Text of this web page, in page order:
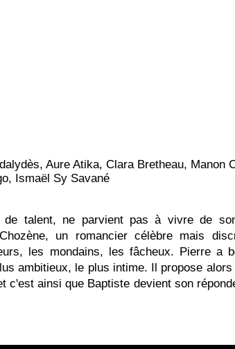
Aure Atika, Clara Bretheau, Manon
Ismaël Sy Savané
de talent, ne parvient pas à vivre de
un romancier célèbre mais
les mondains, les fâcheux. Pierre a
ambitieux, le plus intime. Il propose
c'est ainsi que Baptiste devient son